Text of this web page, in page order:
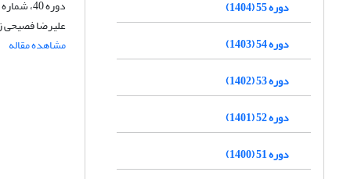
دوره 40، شماره 1، بهار 1389
علیرضا فصیحی
مشاهده مقاله
دوره 55 (1404)
دوره 54 (1403)
دوره 53 (1402)
دوره 52 (1401)
دوره 51 (1400)